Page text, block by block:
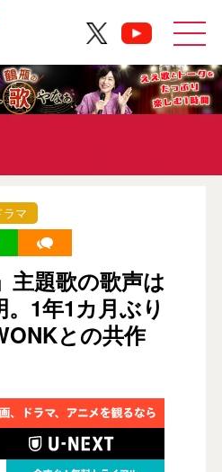
ラマ
主題歌の歌声は
1年1カ月ぶり
との共作